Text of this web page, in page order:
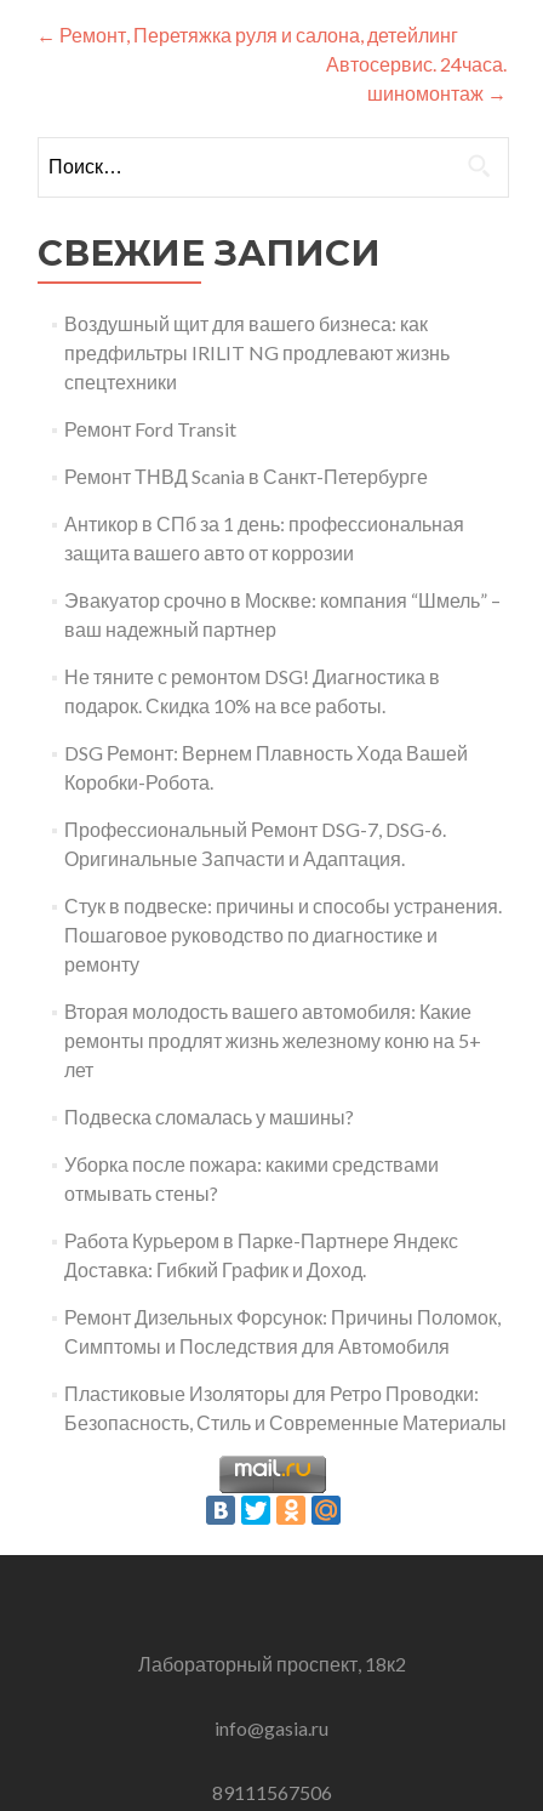
Навигация
записям
← Ремонт, Перетяжка руля и салона, детейлинг
Автосервис. 24часа.
шиномонтаж →
СВЕЖИЕ ЗАПИСИ
Воздушный щит для вашего бизнеса: как
предфильтры IRILIT NG продлевают жизнь
спецтехники
Ремонт Ford Transit
Ремонт ТНВД Scania в Санкт-Петербурге
Антикор в СПб за 1 день: профессиональная
защита вашего авто от коррозии
Эвакуатор срочно в Москве: компания “Шмель” –
ваш надежный партнер
Не тяните с ремонтом DSG! Диагностика в
подарок. Скидка 10% на все работы.
DSG Ремонт: Вернем Плавность Хода Вашей
Коробки-Робота.
Профессиональный Ремонт DSG-7, DSG-6.
Оригинальные Запчасти и Адаптация.
Стук в подвеске: причины и способы устранения.
Пошаговое руководство по диагностике и
ремонту
Вторая молодость вашего автомобиля: Какие
ремонты продлят жизнь железному коню на 5+
лет
Подвеска сломалась у машины?
Уборка после пожара: какими средствами
отмывать стены?
Работа Курьером в Парке-Партнере Яндекс
Доставка: Гибкий График и Доход.
Ремонт Дизельных Форсунок: Причины Поломок,
Симптомы и Последствия для Автомобиля
Пластиковые Изоляторы для Ретро Проводки:
Безопасность, Стиль и Современные Материалы
Лабораторный проспект, 18к2
info@gasia.ru
89111567506